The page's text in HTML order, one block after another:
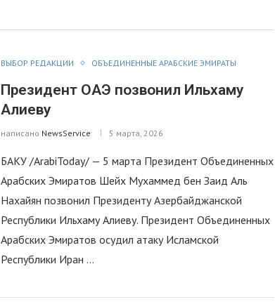
ВЫБОР РЕДАКЦИИ ОБЪЕДИНЕННЫЕ АРАБСКИЕ ЭМИРАТЫ
Президент ОАЭ позвонил Ильхаму
Алиеву
написано NewsService 5 марта, 2026
БАКУ /ArabiToday/ — 5 марта Президент Объединенных
Арабских Эмиратов Шейх Мухаммед бен Заид Аль
Нахайян позвонил Президенту Азербайджанской
Республики Ильхаму Алиеву. Президент Объединенных
Арабских Эмиратов осудил атаку Исламской
Республики Иран …